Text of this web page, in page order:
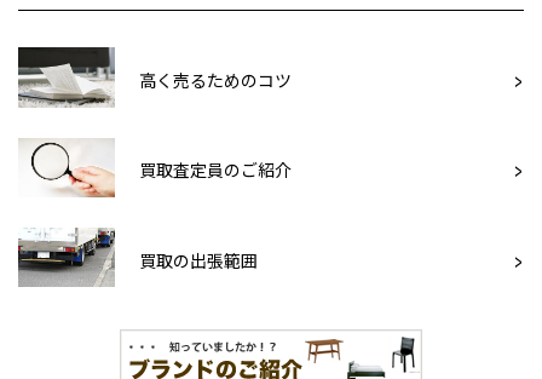
高く売るためのコツ
買取査定員のご紹介
買取の出張範囲